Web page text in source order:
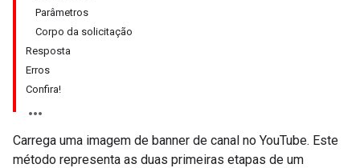
Parâmetros
Corpo da solicitação
Resposta
Erros
Confira!
Carrega uma imagem de banner de canal no YouTube. Este
método representa as duas primeiras etapas de um